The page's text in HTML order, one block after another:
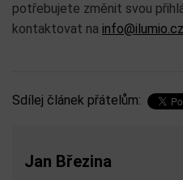
potřebujete změnit svou
kontaktovat na info@ilumio.cz
Sdílej článek přátelům:
Jan Březina